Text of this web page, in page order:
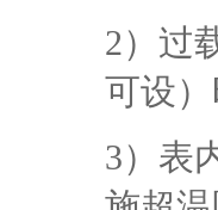
2）过
可设
3）表